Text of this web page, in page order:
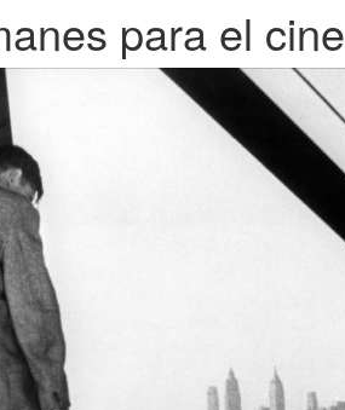
para el cine